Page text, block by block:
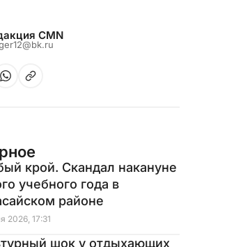
CMN
крой. Скандал накануне
учебного года в
районе
2026, 17:31
шок у отдыхающих